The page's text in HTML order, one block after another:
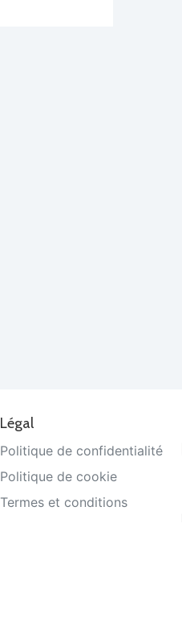
Légal
Politique de confidentialité
Politique de cookie
Termes et conditions